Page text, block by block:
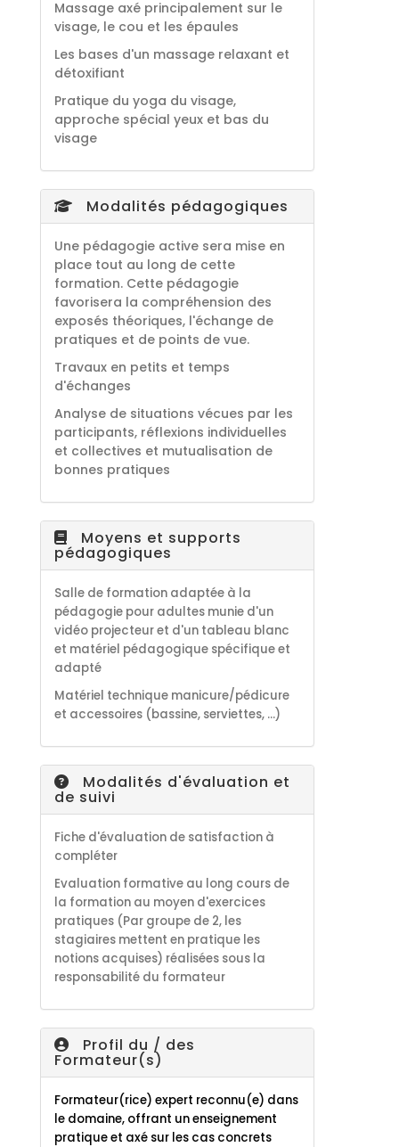
Massage axé principalement sur le
visage, le cou et les épaules
Les bases d'un massage relaxant et
détoxifiant
Pratique du yoga du visage,
approche spécial yeux et bas du
visage
Modalités pédagogiques
Une pédagogie active sera mise en
place tout au long de cette
formation. Cette pédagogie
favorisera la compréhension des
exposés théoriques, l'échange de
pratiques et de points de vue.
Travaux en petits et temps
d'échanges
Analyse de situations vécues par les
participants, réflexions individuelles
et collectives et mutualisation de
bonnes pratiques
Moyens et supports
pédagogiques
Salle de formation adaptée à la
pédagogie pour adultes munie d'un
vidéo projecteur et d'un tableau blanc
et matériel pédagogique spécifique et
adapté
Matériel technique manicure/pédicure
et accessoires (bassine, serviettes, ...)
Modalités d'évaluation et
de suivi
Fiche d'évaluation de satisfaction à
compléter
Evaluation formative au long cours de
la formation au moyen d'exercices
pratiques (Par groupe de 2, les
stagiaires mettent en pratique les
notions acquises) réalisées sous la
responsabilité du formateur
Profil du / des
Formateur(s)
Formateur(rice) expert reconnu(e) dans
le domaine, offrant un enseignement
pratique et axé sur les cas concrets